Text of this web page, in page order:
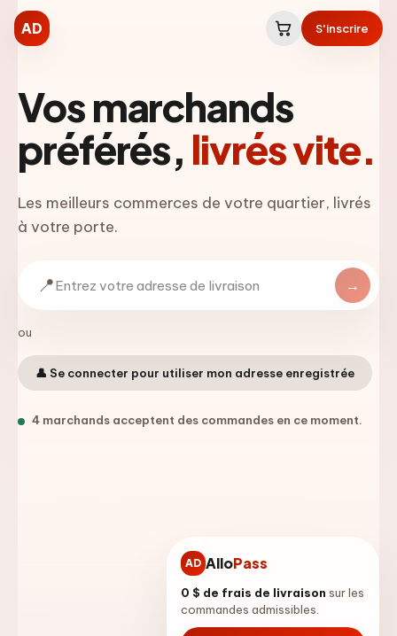
AD S'inscrire
Vos marchands
préférés, livrés vite.
Les meilleurs commerces de votre quartier, livrés
à votre porte.
📍 →
ou
👤 Se connecter pour utiliser mon adresse enregistrée
4 marchands acceptent des commandes en ce moment.
AD AlloPass
0 $ de frais de livraison sur les
commandes admissibles.